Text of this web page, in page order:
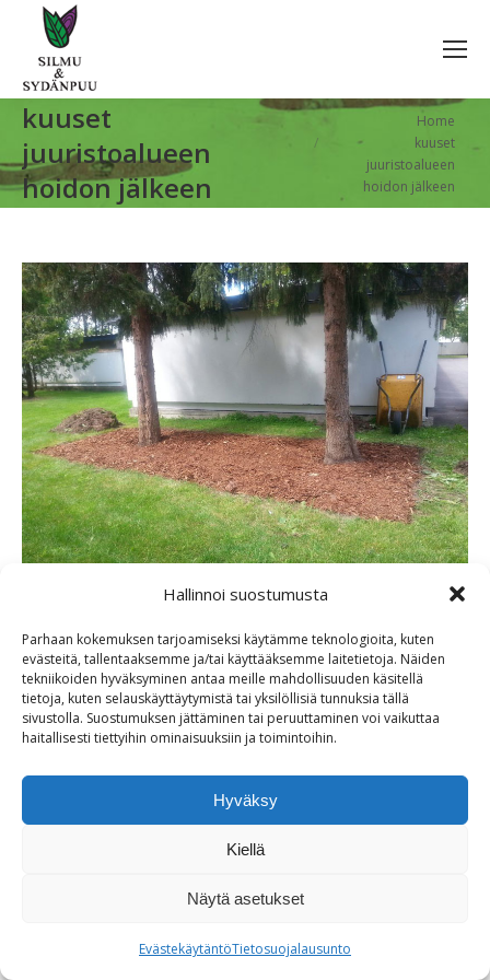
Hallinnoi suostumusta
Parhaan kokemuksen tarjoamiseksi käytämme teknologioita, kuten
evästeitä, tallentaaksemme ja/tai käyttääksemme laitetietoja. Näiden
tekniikoiden hyväksyminen antaa meille mahdollisuuden käsitellä
tietoja, kuten selauskäyttäytymistä tai yksilöllisiä tunnuksia tällä
sivustolla. Suostumuksen jättäminen tai peruuttaminen voi vaikuttaa
haitallisesti tiettyihin ominaisuuksiin ja toimintoihin.
Hyväksy
Kiellä
Näytä asetukset
EvästekäytäntöTietosuojalausunto
kuuset
juuristoalueen
hoidon jälkeen
Home
kuuset
juuristoalueen
hoidon jälkeen
Share
on
Facebook
Share
on
X